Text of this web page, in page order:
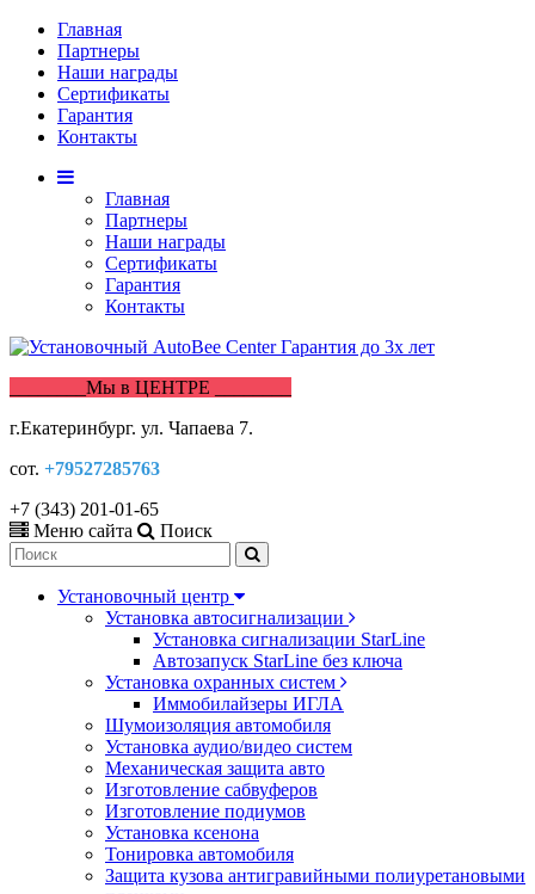
Главная
Партнеры
Наши награды
Сертификаты
Гарантия
Контакты
Главная
Партнеры
Наши награды
Сертификаты
Гарантия
Контакты
________Мы в ЦЕНТРЕ ________
г.Екатеринбург. ул. Чапаева 7.
сот. +79527285763
+7 (343) 201-01-65
Меню сайта
Поиск
Установочный центр
Установка автосигнализации
Установка сигнализации StarLine
Автозапуск StarLine без ключа
Установка охранных систем
Иммобилайзеры ИГЛА
Шумоизоляция автомобиля
Установка аудио/видео систем
Механическая защита авто
Изготовление сабвуферов
Изготовление подиумов
Установка ксенона
Тонировка автомобиля
Защита кузова антигравийными полиуретановыми